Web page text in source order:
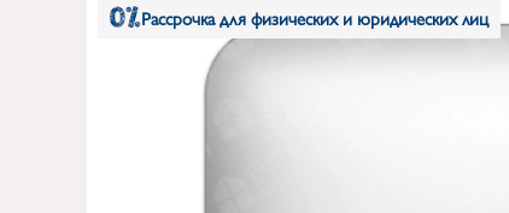
Рассрочка для физических и юридических лиц